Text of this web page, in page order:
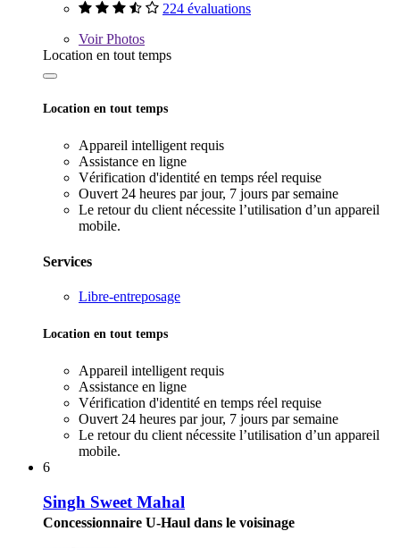
224 évaluations
VoirPhotos
Location en tout temps
Location en tout temps
Appareil intelligent requis
Assistance en ligne
Vérification d'identité en temps réel requise
Ouvert 24 heures par jour, 7 jours par semaine
Le retour du client nécessite l’utilisation d’un appareil
mobile.
Services
Libre-entreposage
Location en tout temps
Appareil intelligent requis
Assistance en ligne
Vérification d'identité en temps réel requise
Ouvert 24 heures par jour, 7 jours par semaine
Le retour du client nécessite l’utilisation d’un appareil
mobile.
6
Singh Sweet Mahal
Concessionnaire U-Haul dans le voisinage